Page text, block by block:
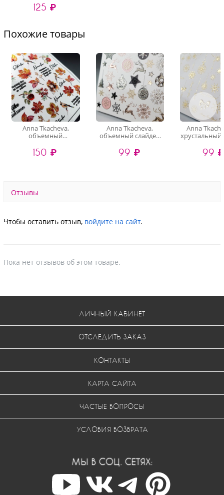
125 ₽
Похожие товары
Anna Tkacheva,
объемный
слайдер-дизайн 4D-
016 (crystal)
150 ₽
Anna Tkacheva,
объемный слайдер
99 ₽
Anna
хрустальный
99 ₽
Отзывы
Чтобы оставить отзыв, войдите на сайт.
Пока нет отзывов об этом товаре.
ЛИЧНЫЙ КАБИНЕТ
ОТСЛЕДИТЬ ЗАКАЗ
КОНТАКТЫ
КАРТА САЙТА
ЧАСТЫЕ ВОПРОСЫ
УСЛОВИЯ ВОЗВРАТА
МЫ В СОЦ. СЕТЯХ: